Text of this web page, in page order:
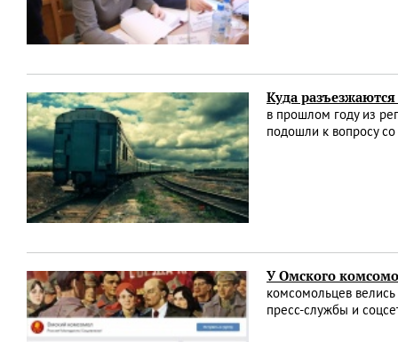
Куда
в прошлом году из
подошли к вопросу со
У Омского
комсомольцев
пресс-службы и